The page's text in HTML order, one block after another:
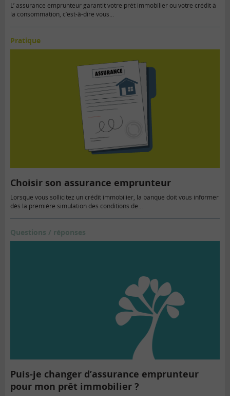
L’ assurance emprunteur garantit votre prêt immobilier ou votre crédit à
la consommation, c’est-à-dire vous...
Pratique
Choisir son assurance emprunteur
Lorsque vous sollicitez un crédit immobilier, la banque doit vous informer
dès la première simulation des conditions de…
Questions / réponses
Puis-je changer d’assurance emprunteur
pour mon prêt immobilier ?